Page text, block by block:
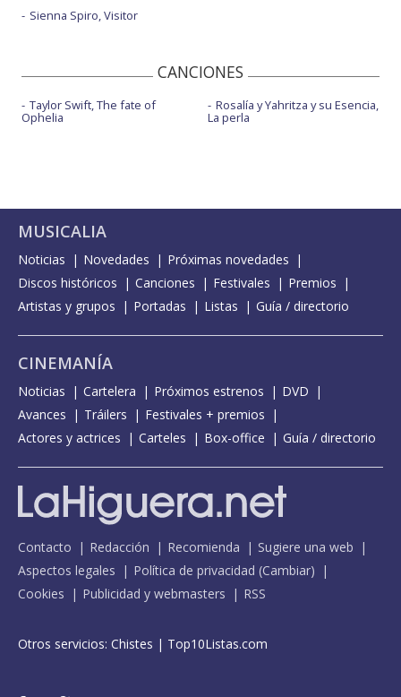
Sienna Spiro, Visitor
CANCIONES
Taylor Swift, The fate of
Ophelia
Rosalía y Yahritza y su Esencia,
La perla
MUSICALIA
Noticias Novedades
Próximas novedades
Discos históricos
Canciones Festivales
Premios
Artistas y grupos
Portadas Listas Guía / directorio
CINEMANÍA
Noticias Cartelera Próximos estrenos
DVD
Avances
Tráilers
Festivales + premios
Actores y actrices
Carteles Box-office Guía / directorio
Contacto Redacción Recomienda
Sugiere una web
Aspectos legales
Política de privacidad (Cambiar)
Cookies
Publicidad y webmasters RSS
Otros servicios: Chistes | Top10Listas.com